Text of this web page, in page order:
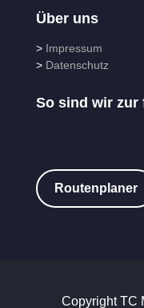
Über uns
> Impressum
> Datenschutz
So sind wir zur
Routenplaner
Copyright TC